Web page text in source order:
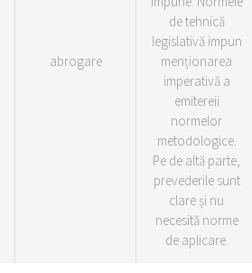
abrogare
de tehnică
legislativă impun
menționarea
imperativă a
emitereii
normelor
metodologice.
Pe de altă parte,
prevederile sunt
clare și nu
necesită norme
de aplicare.